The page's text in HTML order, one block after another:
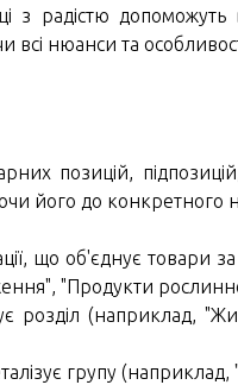
з радістю
нюанси та
позицій,
його до
що об'єднує товари
"Продукти
розділ (наприклад,
групу (наприклад,